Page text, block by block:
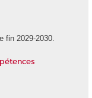
fin 2029-2030.